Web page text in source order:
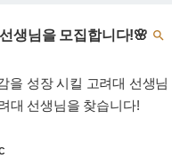
생님을 모집합니다!🌸 
을 성장 시킬 고려대 선생
대 선생님을 찾습니다!